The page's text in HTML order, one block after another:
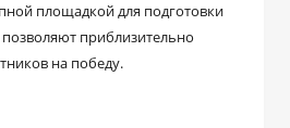
площадкой для подготовки
позволяют приблизительно
на победу.